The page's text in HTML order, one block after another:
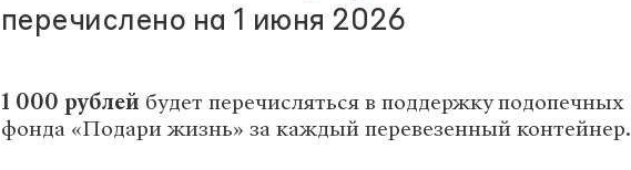
перечислено на 1 июня 2026
1 000 рублей будет перечисляться в поддержку подопечных
фонда «Подари жизнь» за каждый перевезенный контейнер.